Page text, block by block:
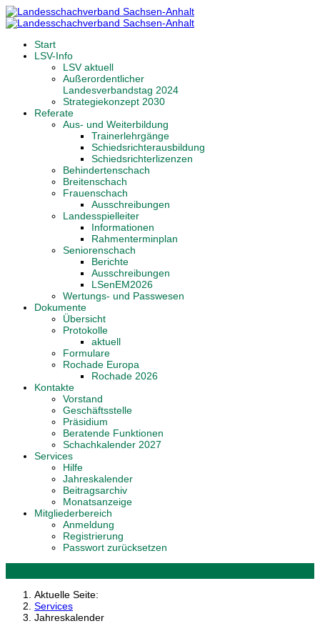
Start
LSV-Info
LSV aktuell
Außerordentlicher
Landesverbandstag 2024
Strategiekonzept 2030
Referate
Aus- und Weiterbildung
Trainerlehrgänge
Schiedsrichterausbildung
Schiedsrichterlizenzen
Behindertenschach
Breitenschach
Frauenschach
Ausschreibungen
Landesspielleiter
Informationen
Rahmenterminplan
Seniorenschach
Berichte
Ausschreibungen
LSenEM2026
Wertungs- und Passwesen
Dokumente
Übersicht
Protokolle
aktuell
Formulare
Rochade Europa
Rochade 2026
Kontakte
Vorstand
Geschäftsstelle
Präsidium
Beratende Funktionen
Schachkalender 2027
Services
Hilfe
Jahreskalender
Beitragsarchiv
Monatsanzeige
Mitgliederbereich
Anmeldung
Registrierung
Passwort zurücksetzen
Aktuelle Seite:
Services
Jahreskalender